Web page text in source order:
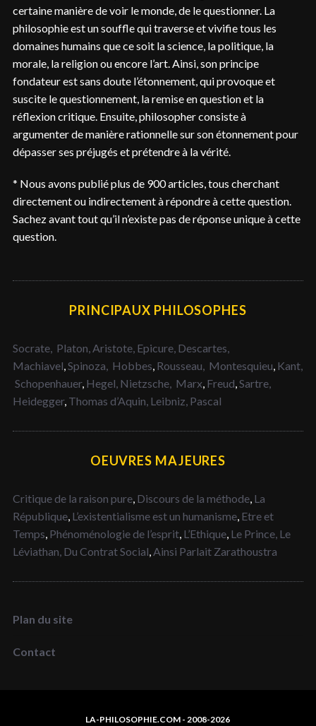
certaine manière de voir le monde, de le questionner. La
philosophie est un souffle qui traverse et vivifie tous les
domaines humains que ce soit la science, la politique, la
morale, la religion ou encore l’art. Ainsi, son principe
fondateur est sans doute l’étonnement, qui provoque et
suscite le questionnement, la remise en question et la
réflexion critique. Ensuite, philosopher consiste à
argumenter de manière rationnelle sur son étonnement pour
dépasser ses préjugés et prétendre à la vérité.
* Nous avons publié plus de 900 articles, tous cherchant
directement ou indirectement à répondre à cette question.
Sachez avant tout qu’il n’existe pas de réponse unique à cette
question.
PRINCIPAUX PHILOSOPHES
Socrate, Platon,Aristote, Epicure, Descartes,
Machiavel,Spinoza, Hobbes, Rousseau, Montesquieu, Kant,
Schopenhauer, Hegel, Nietzsche, Marx, Freud,Sartre,
Heidegger, Thomas d’Aquin, Leibniz, Pascal
OEUVRES MAJEURES
Critique de la raison pure, Discours de la méthode, La
République, L’existentialisme est un humanisme, Etre et
Temps, Phénoménologie de l’esprit, L’Ethique, Le Prince, Le
Léviathan, Du Contrat Social,Ainsi Parlait Zarathoustra
Plan du site
Contact
LA-PHILOSOPHIE.COM - 2008-2026